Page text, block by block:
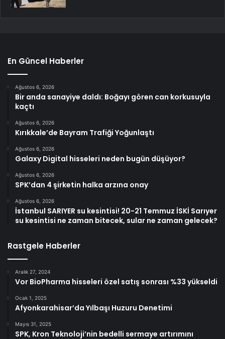
En Güncel Haberler
Ağustos 6, 2026
Bir anda sanayiye daldı: Boğayı gören can korkusuyla
kaçtı
Ağustos 6, 2026
Kırıkkale’de Bayram Trafiği Yoğunlaştı
Ağustos 6, 2026
Galaxy Digital hisseleri neden bugün düşüyor?
Ağustos 6, 2026
SPK’dan 4 şirketin halka arzına onay
Ağustos 6, 2026
İstanbul SARIYER su kesintisi! 20-21 Temmuz İSKİ Sarıyer
su kesintisi ne zaman bitecek, sular ne zaman gelecek?
Rastgele Haberler
Aralık 27, 2024
Vor BioPharma hisseleri özel satış sonrası %33 yükseldi
Ocak 1, 2025
Afyonkarahisar’da Yılbaşı Huzuru Denetimi
Mayıs 31, 2025
SPK, Kron Teknoloji’nin bedelli sermaye artırımını